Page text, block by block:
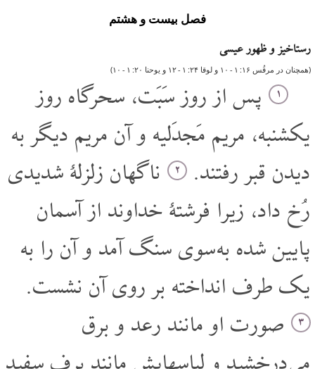
فصل بیست و هشتم
رستاخیز و ظهور عیسی
(همچنان در مرقُس ۱۶‏: ۱ ‏- ۱۰ و لوقا ٢۴‏: ۱ ‏- ۱٢ و یوحنا ٢۰‏: ۱ ‏- ۱۰)
۱ پس از روز سَبَت، سحرگاه روز
یکشنبه، مریم مَجدَلیه و آن مریم دیگر به
دیدن قبر رفتند.
۲ ناگهان زلزلۀ شدیدی
رُخ داد، زیرا فرشتۀ خداوند از آسمان
پایین شده به سوی سنگ آمد و آن را به
یک طرف انداخته بر روی آن نشست.
۳ صورت او مانند رعد و برق